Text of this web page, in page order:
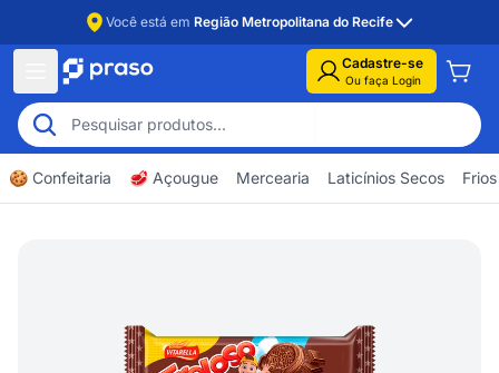
Você está em Região Metropolitana do Recife
Cadastre-se
Ou faça Login
🍪 Confeitaria 🥩 Açougue Mercearia Laticínios Secos